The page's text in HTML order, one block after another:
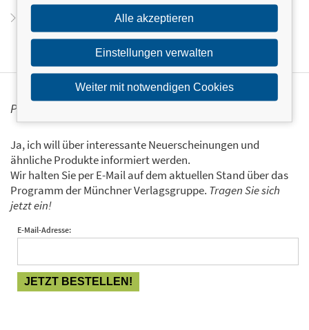
Zum Profil von Sema Abaci
PERSONALISIERTE PRODUKTINFORMATIONEN
Ja, ich will über interessante Neuerscheinungen und
ähnliche Produkte informiert werden.
Wir halten Sie per E-Mail auf dem aktuellen Stand über das
Programm der Münchner Verlagsgruppe. Tragen Sie sich
jetzt ein!
E-Mail-Adresse:
Alle akzeptieren
Einstellungen verwalten
Weiter mit notwendigen Cookies